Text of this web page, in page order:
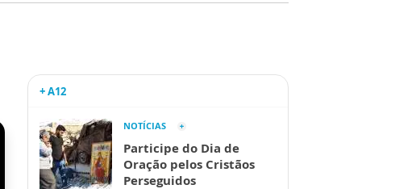
+ A12
NOTÍCIAS
Participe do Dia de
Oração pelos Cristãos
Perseguidos